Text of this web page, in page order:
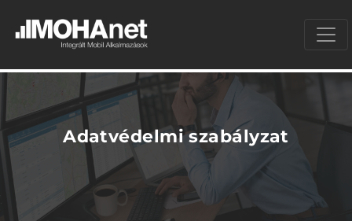
Adatvédelmi szabályzat